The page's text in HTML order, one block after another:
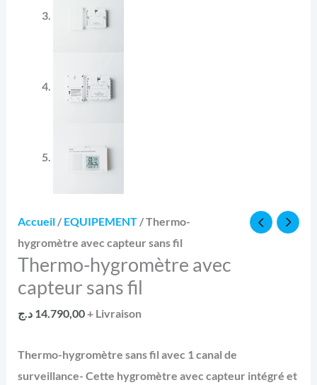
Accueil / EQUIPEMENT / Thermo-
hygromètre avec capteur sans fil
Thermo-hygromètre avec
capteur sans fil
Le
prix
initial
était :
14.790,00 د.ج
Le
prix
actuel
est :
+ Livraison
Thermo-hygromètre sans fil avec 1 canal de
surveillance- Cette hygromètre avec capteur intégré et
quantité
de
Thermo-
hygromètre
sans